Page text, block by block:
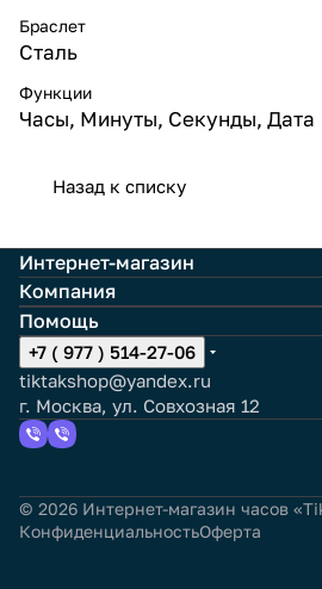
Браслет
Сталь
Функции
Часы, Минуты, Секунды, Дата
Назад к списку
Интернет-магазин
Компания
Помощь
+7 ( 977 ) 514-27-06
tiktakshop@yandex.ru
г. Москва, ул. Совхозная 12
© 2026 Интернет-магазин часов
КонфиденциальностьОферта